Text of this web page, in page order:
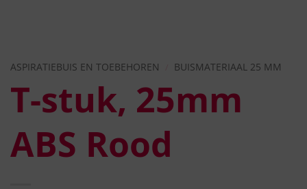
ASPIRATIEBUIS EN TOEBEHOREN BUISMATERIAAL 25 MM
T-stuk, 25mm
ABS Rood